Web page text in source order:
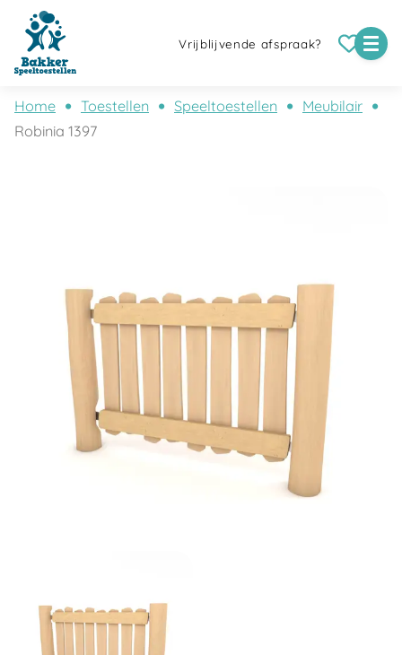
Vrijblijvende afspraak?
Home Toestellen Speeltoestellen
Meubilair
Robinia 1397